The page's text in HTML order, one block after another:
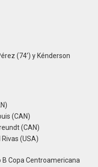
(74’) y Kénderson
(CAN)
(CAN)
(USA)
B Copa Centroamericana